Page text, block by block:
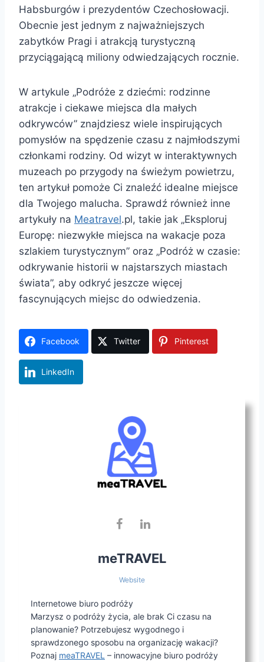
Habsburgów i prezydentów Czechosłowacji.
Obecnie jest jednym z najważniejszych
zabytków Pragi i atrakcją turystyczną
przyciągającą miliony odwiedzających rocznie.
W artykule „Podróże z dziećmi: rodzinne
atrakcje i ciekawe miejsca dla małych
odkrywców” znajdziesz wiele inspirujących
pomysłów na spędzenie czasu z najmłodszymi
członkami rodziny. Od wizyt w interaktywnych
muzeach po przygody na świeżym powietrzu,
ten artykuł pomoże Ci znaleźć idealne miejsce
dla Twojego malucha. Sprawdź również inne
artykuły na Meatravel.pl, takie jak „Eksploruj
Europę: niezwykłe miejsca na wakacje poza
szlakiem turystycznym” oraz „Podróż w czasie:
odkrywanie historii w najstarszych miastach
świata”, aby odkryć jeszcze więcej
fascynujących miejsc do odwiedzenia.
Facebook Twitter Pinterest
LinkedIn
meTRAVEL
Website
Internetowe biuro podróży
Marzysz o podróży życia, ale brak Ci czasu na
planowanie? Potrzebujesz wygodnego i
sprawdzonego sposobu na organizację wakacji?
Poznaj meaTRAVEL – innowacyjne biuro podróży